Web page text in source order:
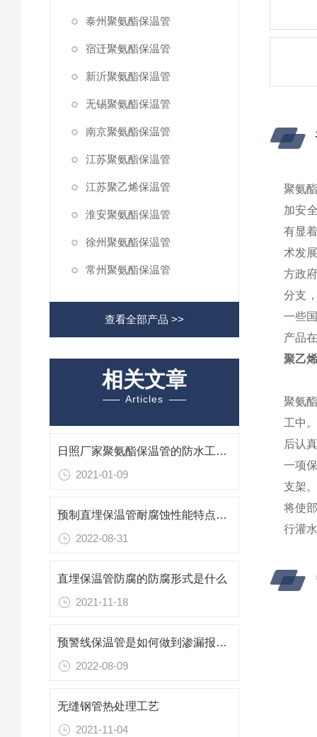
泰州聚氨酯保温管
宿迁聚氨酯保温管
新沂聚氨酯保温管
无锡聚氨酯保温管
南京聚氨酯保温管
江苏聚氨酯保温管
江苏聚乙烯保温管
淮安聚氨酯保温管
徐州聚氨酯保温管
常州聚氨酯保温管
查看全部产品 >>
相关文章
Articles
日照厂家聚氨酯保温管的防水工作流程
2021-01-09
预制直埋保温管耐腐蚀性能特点有哪些
2022-08-31
直埋保温管防腐的防腐形式是什么
2021-11-18
预警线保温管是如何做到渗漏报警的
2022-08-09
无缝钢管热处理工艺
2021-11-04
聚氨
加安
有显
术发
方政
分支
一些
产品
聚乙
聚氨
工中
后认
一项
支架
将使
行灌